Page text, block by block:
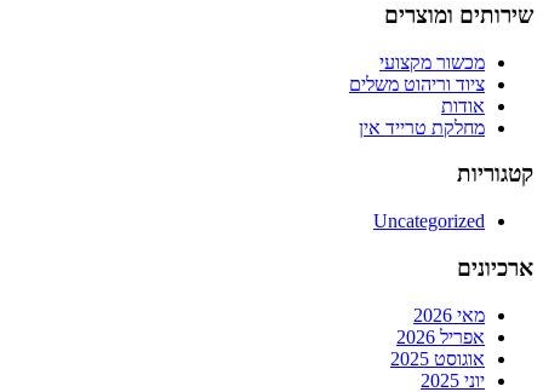
שירותים ומוצרים
מכשור מקצועי
ציוד וריהוט משלים
אודות
מחלקת טרייד אין
קטגוריות
Uncategorized
ארכיונים
מאי 2026
אפריל 2026
אוגוסט 2025
יוני 2025